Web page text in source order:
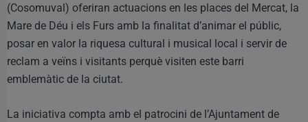
(Cosomuval) oferiran actuacions en les places del Mercat, la
Mare de Déu i els Furs amb la finalitat d’animar el públic,
posar en valor la riquesa cultural i musical local i servir de
reclam a veïns i visitants perquè visiten este barri
emblemàtic de la ciutat.
La iniciativa compta amb el patrocini de l’Ajuntament de